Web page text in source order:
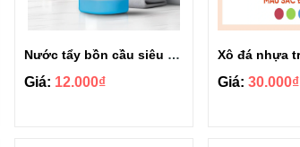
Nước tẩy bồn cầu siêu sạch Dr.Natro chai 300ml
Giá: 12.000₫ Giá: 30.000₫